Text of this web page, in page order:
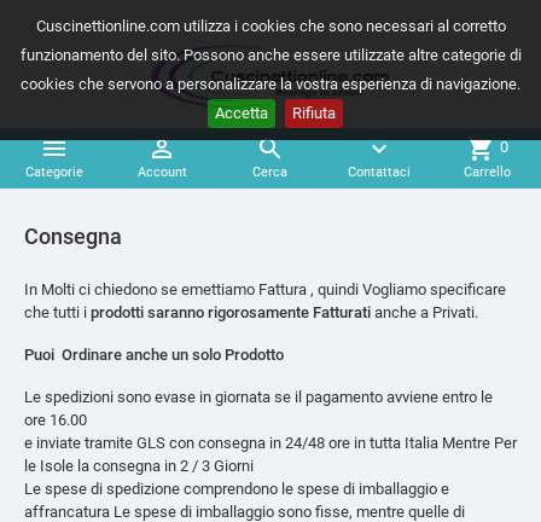
Cuscinettionline.com utilizza i cookies che sono necessari al corretto
funzionamento del sito. Possono anche essere utilizzate altre categorie di
cookies che servono a personalizzare la vostra esperienza di navigazione.
Accetta
Rifiuta

Categorie

Account

Cerca
expand_more
Contattaci
shopping_cart 0
Carrello
Consegna
In Molti ci chiedono se emettiamo Fattura , quindi Vogliamo specificare
che tutti i prodotti saranno rigorosamente Fatturati anche a Privati.
Puoi Ordinare anche un solo Prodotto
Le spedizioni sono evase in giornata se il pagamento avviene entro le
ore 16.00
e inviate tramite GLS con consegna in 24/48 ore in tutta Italia Mentre Per
le Isole la consegna in 2 / 3 Giorni
Le spese di spedizione comprendono le spese di imballaggio e
affrancatura Le spese di imballaggio sono fisse, mentre quelle di